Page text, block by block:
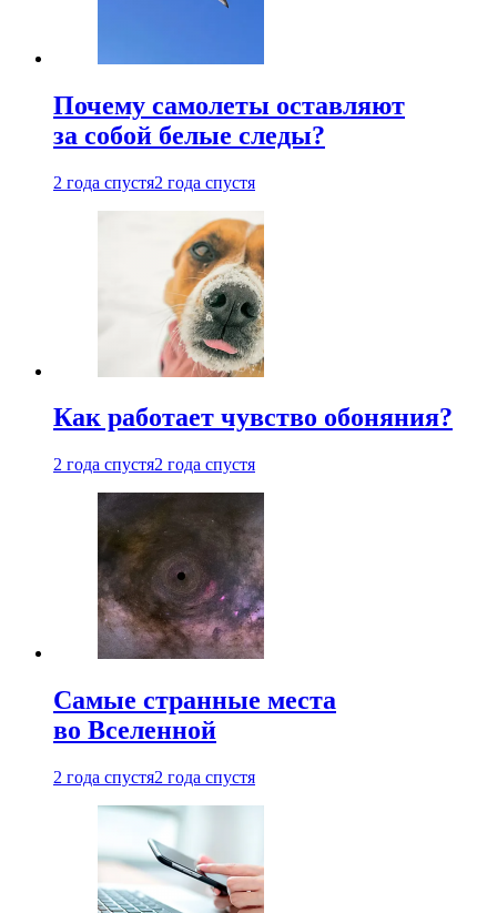
Почему самолеты оставляют
за собой белые следы?
2 года спустя2 года спустя
Как работает чувство обоняния?
2 года спустя2 года спустя
Самые странные места
во Вселенной
2 года спустя2 года спустя